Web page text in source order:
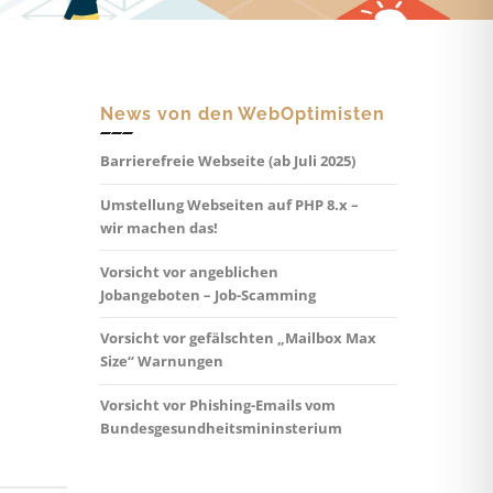
News von den WebOptimisten
Barrierefreie Webseite (ab Juli 2025)
Umstellung Webseiten auf PHP 8.x –
wir machen das!
Vorsicht vor angeblichen
Jobangeboten – Job-Scamming
Vorsicht vor gefälschten „Mailbox Max
Size“ Warnungen
Vorsicht vor Phishing-Emails vom
Bundesgesundheitsmininsterium